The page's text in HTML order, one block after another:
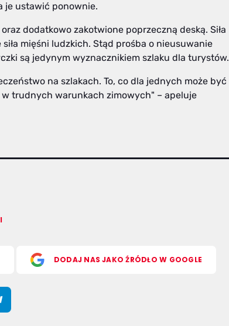
je ustawić ponownie.
dodatkowo zakotwione poprzeczną deską. Siła
mięśni ludzkich. Stąd prośba o nieusuwanie
są jedynym wyznacznikiem szlaku dla turystów.
na szlakach. To, co dla jednych może być
trudnych warunkach zimowych" – apeluje
DODAJ NAS JAKO ŹRÓDŁO W GOOGLE